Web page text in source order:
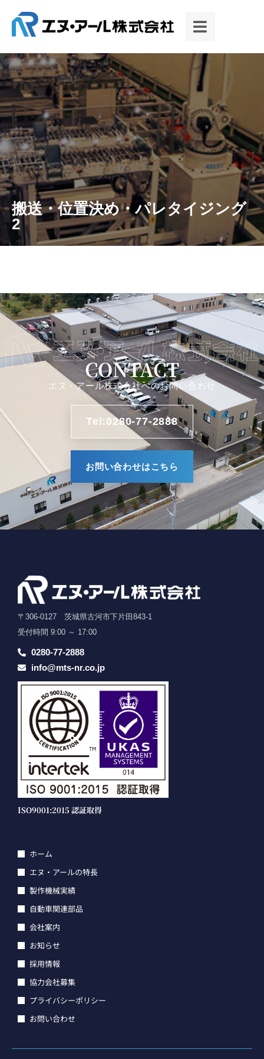
搬送・位置決め・パレタイジング
2
CONTACT
エヌ・アール株式会社へのお問い合わせ
Tel:0280-77-2888
お問い合わせはこちら
〒306-0127 茨城県古河市下片田843-1
受付時間 9:00 ～ 17:00
0280-77-2888
info@mts-nr.co.jp
ISO9001:2015 認証取得
ホーム
エヌ・アールの特長
製作機械実績
自動車関連部品
会社案内
お知らせ
採用情報
協力会社募集
プライバシーポリシー
お問い合わせ